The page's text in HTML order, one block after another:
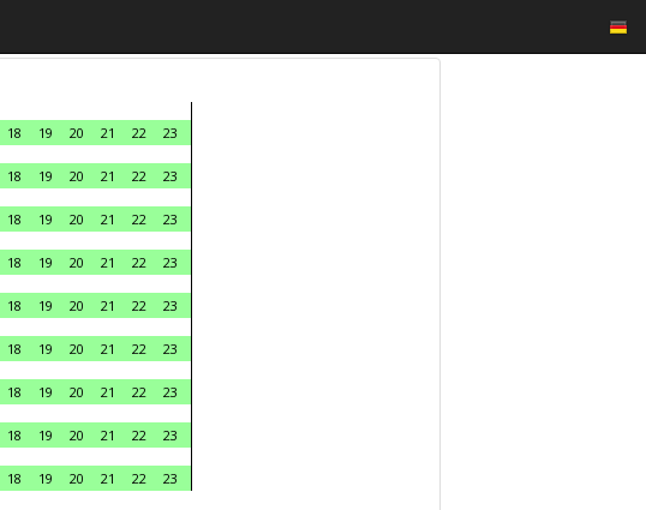
18 19 20 21 22
23
18 19 20 21 22
23
18 19 20 21 22
23
18 19 20 21 22
23
18 19 20 21 22
23
18 19 20 21 22
23
18 19 20 21 22
23
18 19 20 21 22
23
18 19 20 21 22
23